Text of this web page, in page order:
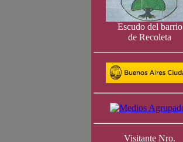
Escudo del barrio
de Recoleta
Visitante Nro.